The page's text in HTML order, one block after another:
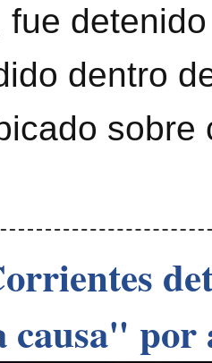
fue
dentro
causa" por